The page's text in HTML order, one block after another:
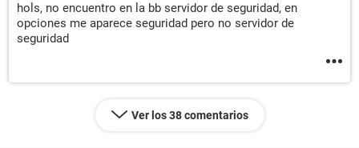
hols, no encuentro en la bb servidor de seguridad, en
opciones me aparece seguridad pero no servidor de
seguridad
Ver los 38 comentarios